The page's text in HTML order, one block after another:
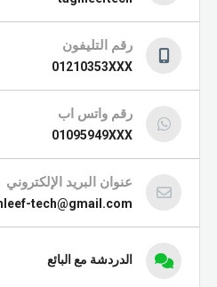
رقم التليفون
01210353XXX
رقم واتس اب
01095949XXX
عنوان البريد الإلكتروني
tech@gmail.com
الدردشة مع البائع